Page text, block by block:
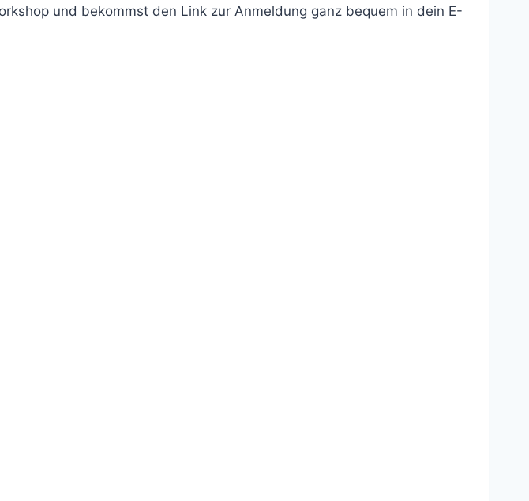
und bekommst den Link zur Anmeldung ganz bequem in dein E-